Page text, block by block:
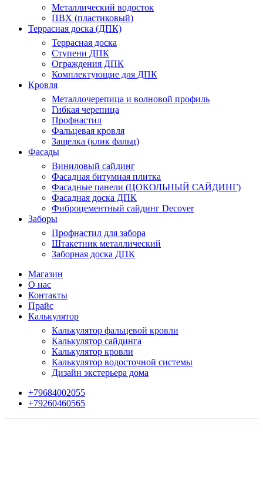
Металлический водосток
ПВХ (пластиковый)
Террасная доска (ДПК)
Террасная доска
Ступени ДПК
Ограждения ДПК
Комплектующие для ДПК
Кровля
Металлочерепица и волновой профиль
Гибкая черепица
Профнастил
Фальцевая кровля
Защелка (клик фальц)
Фасады
Виниловый сайдинг
Фасадная битумная плитка
Фасадные панели (ЦОКОЛЬНЫЙ САЙДИНГ)
Фасадная доска ДПК
Фиброцементный сайдинг Decover
Заборы
Профнастил для забора
Штакетник металлический
Заборная доска ДПК
Магазин
О нас
Контакты
Прайс
Калькулятор
Калькулятор фальцевой кровли
Калькулятор сайдинга
Калькулятор кровли
Калькулятор водосточной системы
Дизайн экстерьера дома
+79684002055
+79260460565